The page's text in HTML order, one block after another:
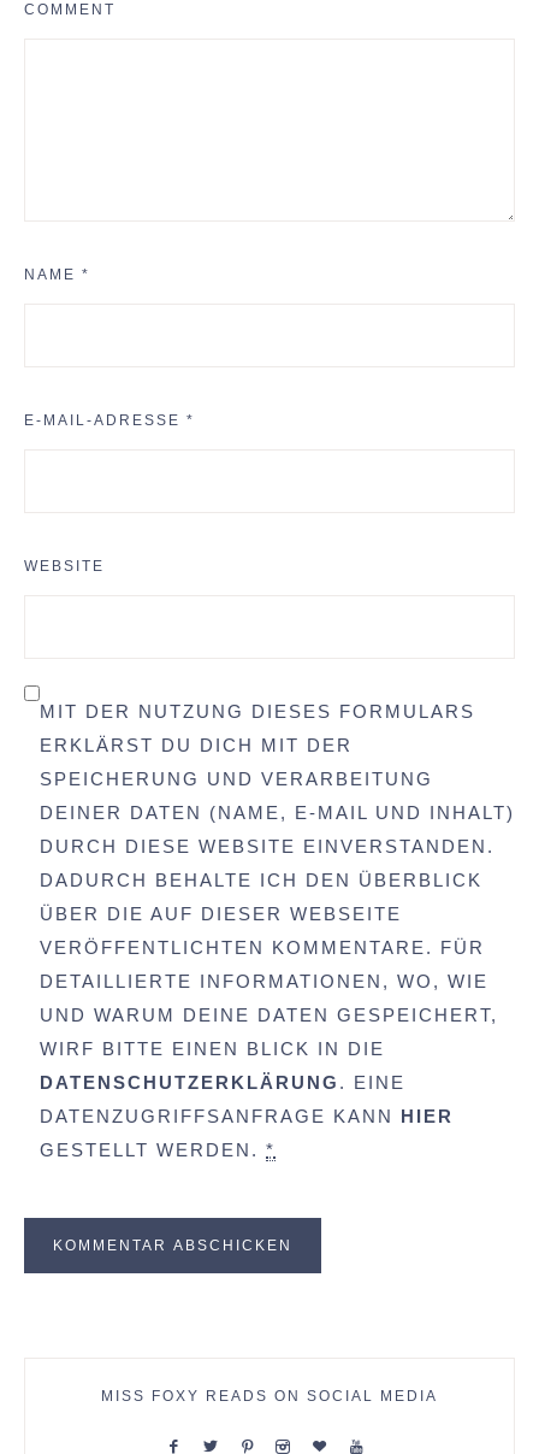
COMMENT
NAME *
E-MAIL-ADRESSE *
WEBSITE
MIT DER NUTZUNG DIESES FORMULARS
ERKLÄRST DU DICH MIT DER
SPEICHERUNG UND VERARBEITUNG
DEINER DATEN (NAME, E-MAIL UND INHALT)
DURCH DIESE WEBSITE EINVERSTANDEN.
DADURCH BEHALTE ICH DEN ÜBERBLICK
ÜBER DIE AUF DIESER WEBSEITE
VERÖFFENTLICHTEN KOMMENTARE. FÜR
DETAILLIERTE INFORMATIONEN, WO, WIE
UND WARUM DEINE DATEN GESPEICHERT,
WIRF BITTE EINEN BLICK IN DIE
DATENSCHUTZERKLÄRUNG . EINE
DATENZUGRIFFSANFRAGE KANN HIER
GESTELLT WERDEN. *
MISS FOXY READS ON SOCIAL MEDIA